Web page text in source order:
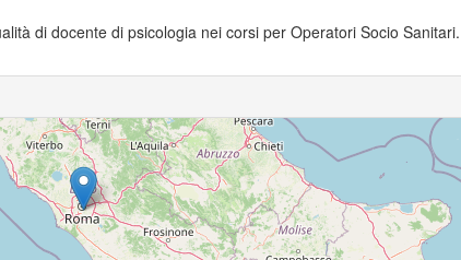
di docente di psicologia nei corsi per Operatori Socio Sanitari.
10
15
156